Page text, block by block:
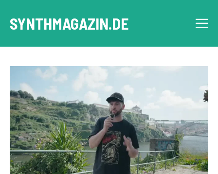
Inhalt
springen
SYNTHMAGAZIN.DE